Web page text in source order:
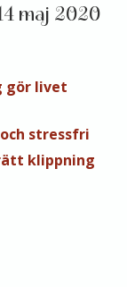
maj 2020
gör livet
stressfri
klippning